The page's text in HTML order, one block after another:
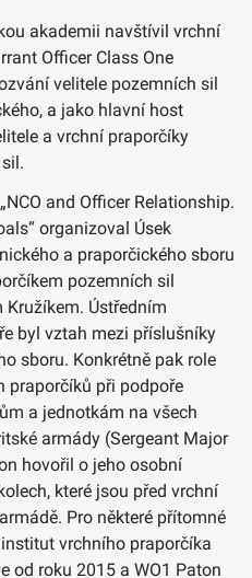
akademii navštívil vrchní
Officer Class One
velitele pozemních sil
a jako hlavní host
a vrchní praporčíky
and Officer Relationship.
organizoval Úsek
a praporčického sboru
pozemních sil
Ústředním
byl vztah mezi příslušníky
sboru. Konkrétně pak role
praporčíků při podpoře
a jednotkám na všech
armády (Sergeant Major
hovořil o jeho osobní
které jsou před vrchní
Pro některé přítomné
vrchního praporčíka
od roku 2015 a WO1 Paton